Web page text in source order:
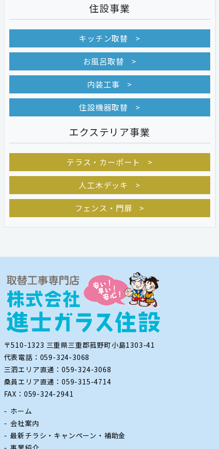
住設事業
キッチン取替
お風呂取替
内装工事
住設機器取替
エクステリア事業
テラス・カーポート
人工木デッキ
フェンス・門扉
〒510-1323 三重県三重郡菰野町小島1303-41
代表電話：059-324-3068
三泗エリア直通：059-324-3068
桑員エリア直通：059-315-4714
FAX：059-324-2941
ホーム
会社案内
最新チラシ・キャンペーン・補助金